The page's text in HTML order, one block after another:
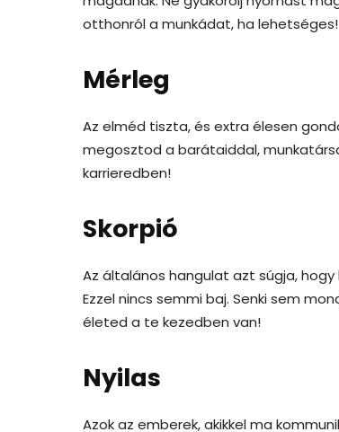
otthonról a munkádat, ha lehetséges!
Mérleg
Az elméd tiszta, és extra élesen
megosztod a barátaiddal,
karrieredben!
Skorpió
Az általános hangulat azt súgja,
Ezzel nincs semmi baj. Senki sem
életed a te kezedben van!
Nyilas
Azok az emberek, akikkel ma